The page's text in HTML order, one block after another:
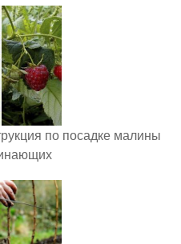
по посадке малины